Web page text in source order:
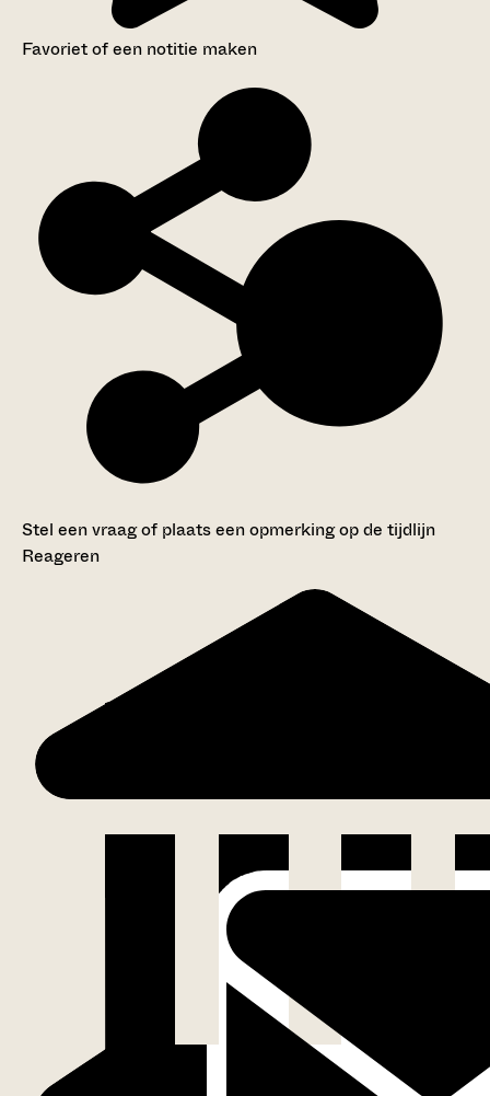
Favoriet of een notitie maken
Stel een vraag of plaats een opmerking op de tijdlijn
Reageren